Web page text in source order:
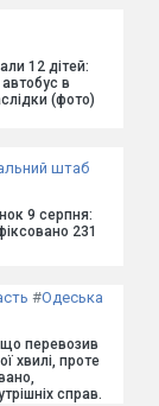
12 дітей:
автобус в
(фото)
штаб
9 серпня:
231
#Одеська
що перевозив
хвилі, проте
справ.